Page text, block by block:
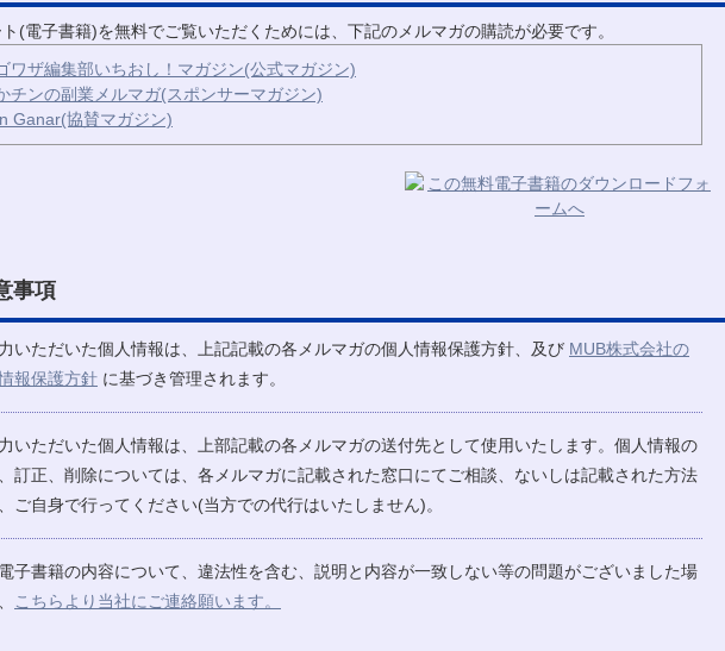
ト(電子書籍)を無料でご覧いただくためには、下記のメルマガの購読が必要です。
ワザ編集部いちおし！マガジン(公式マガジン)
チンの副業メルマガ(スポンサーマガジン)
Ganar(協賛マガジン)
事項
いただいた個人情報は、上記記載の各メルマガの個人情報保護方針、及び MUB株式会社の
報保護方針 に基づき管理されます。
いただいた個人情報は、上部記載の各メルマガの送付先として使用いたします。個人情報の
訂正、削除については、各メルマガに記載された窓口にてご相談、ないしは記載された方法
ご自身で行ってください(当方での代行はいたしません)。
子書籍の内容について、違法性を含む、説明と内容が一致しない等の問題がございました場
こちらより当社にご連絡願います。